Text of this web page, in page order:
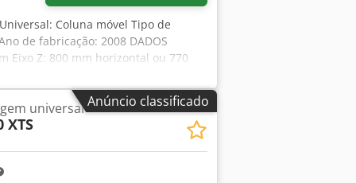
(chiller)
Coluna móvel Tipo de
de fabricação: 2008 DADOS
Eixo Z: 800 mm horizontal ou 770
contínua Avanço rápido (X/Y/Z): 40
6.000 rpm Potência do motor
de ferramentas Nº de
AXA RTA 4L-520 Plato: Ø 520
do ponto 280 mm Peso da
do equipamento Refrigeração
integrado de 200 litros para
Anúncio classificado
universal
XTS